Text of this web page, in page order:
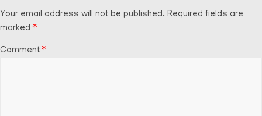
Your email address will not be published. Required fields are
marked *
Comment *